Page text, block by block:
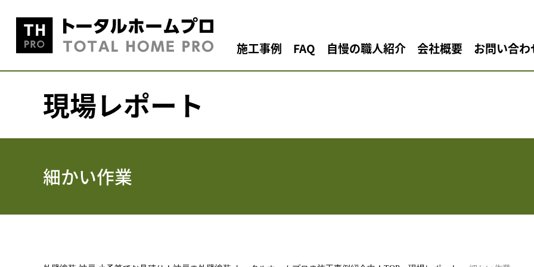
施工事例 FAQ 自慢の職人紹介 会社概要 お問い合わ
現場レポート
細かい作業